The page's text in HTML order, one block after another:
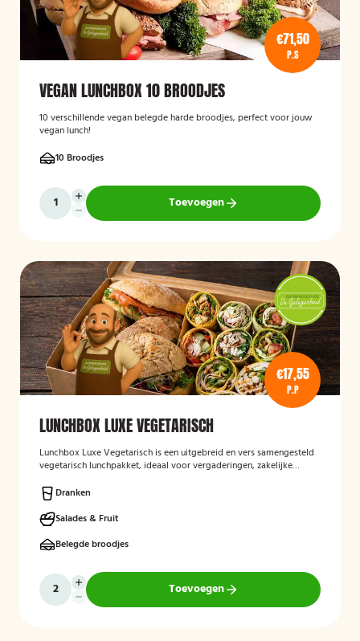
€71,50
P.S
VEGAN LUNCHBOX 10 BROODJES
10 verschillende vegan belegde harde broodjes, perfect voor jouw
vegan lunch!
10 Broodjes
Toevoegen
€17,55
P.P
LUNCHBOX LUXE VEGETARISCH
Lunchbox Luxe Vegetarisch is een uitgebreid en vers samengesteld
vegetarisch lunchpakket, ideaal voor vergaderingen, zakelijke
selectie van luxe broodjes, wraps en andere vegetarische
lekkernijen, zorgvuldig bereid met verse ingrediënten en
aantrekkelijk gepresenteerd. Ook kan rekening worden gehouden
met specifieke dieetwensen en allergieën.
Dranken
Salades & Fruit
Belegde broodjes
Toevoegen